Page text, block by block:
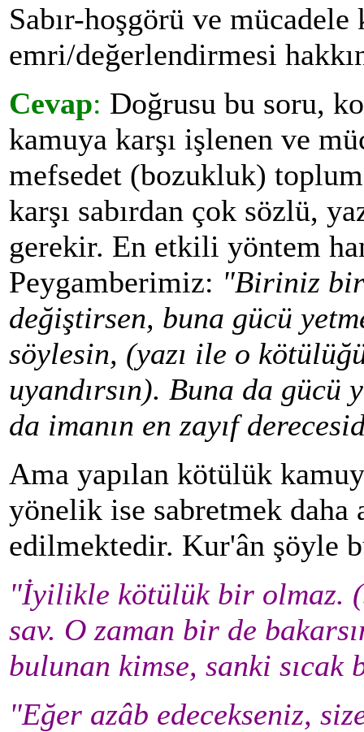
Sabır-hoşgörü ve mücadele
emri/değerlendirmesi
Cevap: Doğrusu bu soru,
kamuya karşı işlenen ve
mefsedet (bozukluk)
karşı sabırdan çok sözlü,
gerekir. En etkili yöntem
Peygamberimiz: "Biriniz
değiştirsen, buna gücü
söylesin, (yazı ile o
uyandırsın). Buna da gücü
da imanın en zayıf
Ama yapılan kötülük
yönelik ise sabretmek daha
edilmektedir. Kur'ân şöyle
"İyilikle kötülük bir olmaz.
sav. O zaman bir de
bulunan kimse, sanki sıcak
"Eğer azâb edecekseniz,